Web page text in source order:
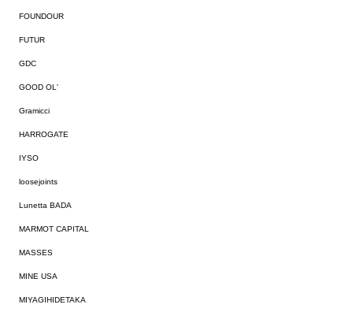
FOUNDOUR
FUTUR
GDC
GOOD OL'
Gramicci
HARROGATE
IYSO
loosejoints
Lunetta BADA
MARMOT CAPITAL
MASSES
MINE USA
MIYAGIHIDETAKA